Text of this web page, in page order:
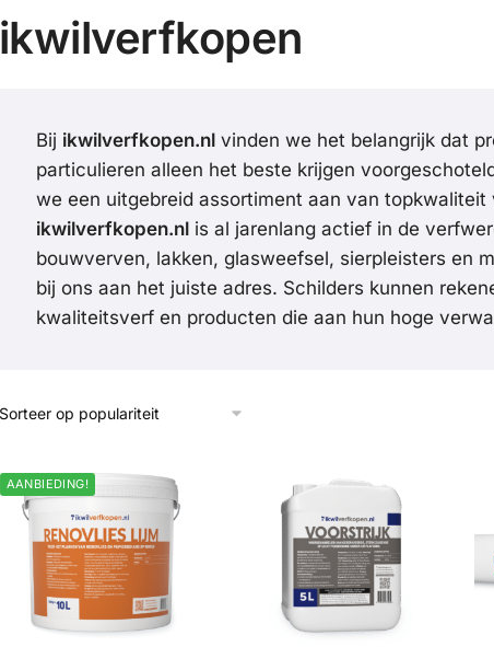
ikwilverfkopen
Bij ikwilverfkopen.nlvinden we het belangrijk dat
particulieren alleen het beste krijgen
we een uitgebreid assortiment aan van topkwaliteit
ikwilverfkopen.nlis al jarenlang actief in de
bouwverven, lakken, glasweefsel, sierpleisters en
bij ons aan het juiste adres. Schilders kunnen
kwaliteitsverf en producten die aan hun hoge
AANBIEDING!